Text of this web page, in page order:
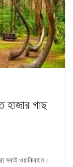
হাজার গাছ
সবাই ওয়াকিবহাল।